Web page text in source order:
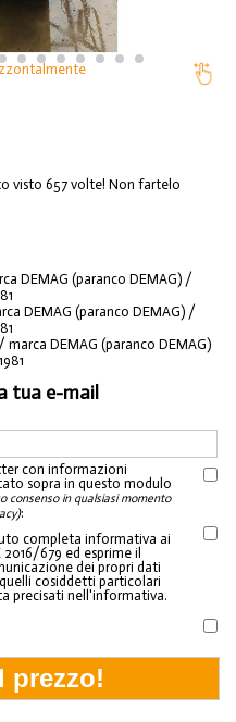
visto 657 volte! Non fartelo
DEMAG (paranco DEMAG) /
DEMAG (paranco DEMAG) /
DEMAG (paranco DEMAG)
tua e-mail
con informazioni
sopra in questo modulo
consenso in qualsiasi momento
:
completa informativa ai
679 ed esprime il
dei propri dati
cosiddetti particolari
precisati nell'informativa.